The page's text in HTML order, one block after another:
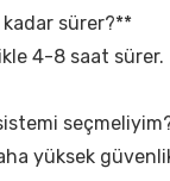
kadar sürer?**
4-8 saat sürer.
yüksek